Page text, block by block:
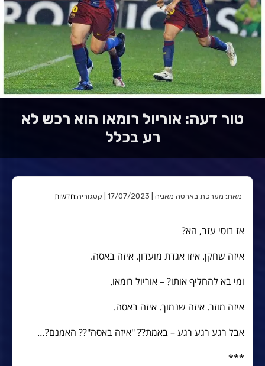
טור דעה: אוריול רומאו הוא רכש לא
רע בכלל
מאת: מערכת בארסה מאניה | 17/07/2023 | קטגוריה: חדשות
אז בוסי עזב, הא?
איזה שחקן. איזו אגדת מועדון. איזה באסה.
ומי בא להחליף אותו? – אוריול רומאו.
איזה מוזר. איזה שנמוך. איזה באסה.
אבל רגע רגע רגע – באמת?? "איזה באסה"?? האמנם?…
***